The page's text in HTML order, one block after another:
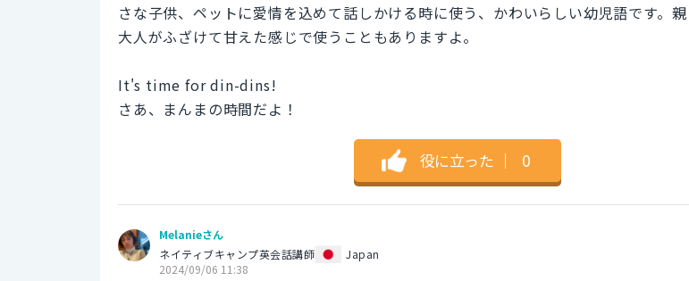
さな子供、ペットに愛情を込めて話しかける時に使う、かわいらしい幼児語です。親
大人がふざけて甘えた感じで使うこともありますよ。
It's time for din-dins!
さあ、まんまの時間だよ！
役に立った ｜ 0
Melanieさん
ネイティブキャンプ英会話講師
Japan
2024/09/06 11:38